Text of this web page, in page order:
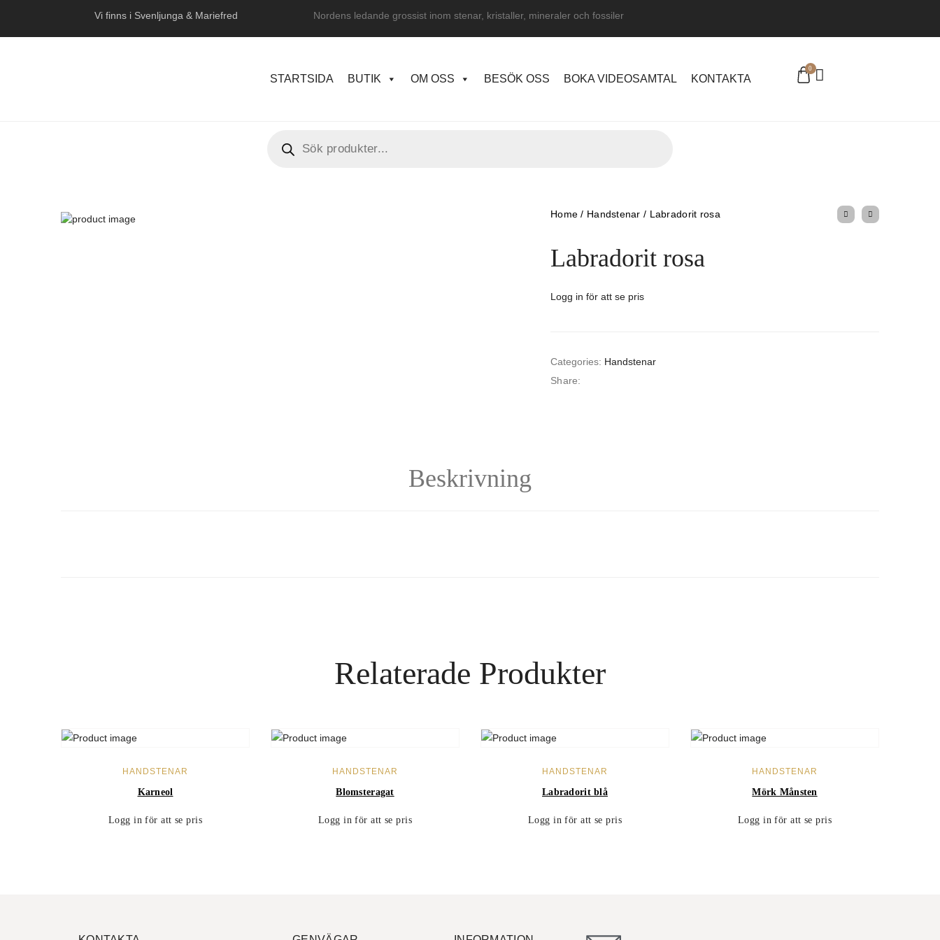
Vi finns i Svenljunga & Mariefred Nordens ledande grossist inom stenar, kristaller, mineraler och fossiler
STARTSIDA BUTIK OM OSS BESÖK OSS BOKA VIDEOSAMTAL KONTAKTA
0
Home / Handstenar / Labradorit rosa
Labradorit rosa
Logg in för att se pris
Categories: Handstenar
Share:
Beskrivning
Relaterade Produkter
HANDSTENAR
Karneol
Logg in för att se pris
HANDSTENAR
Blomsteragat
Logg in för att se pris
HANDSTENAR
Labradorit blå
Logg in för att se pris
HANDSTENAR
Mörk Månsten
Logg in för att se pris